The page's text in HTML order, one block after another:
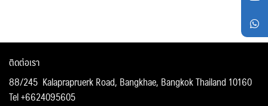
ติดต่อเรา
88/245 Kalaprapruerk Road, Bangkhae, Bangkok Thailand 10160
Tel +6624095605